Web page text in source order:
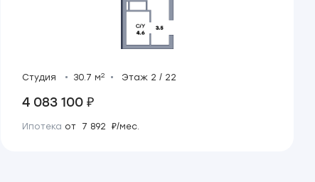
Студия 30.7 м2 Этаж 2 / 22
4 083 100 ₽
Ипотека от 7 892 ₽/мес.